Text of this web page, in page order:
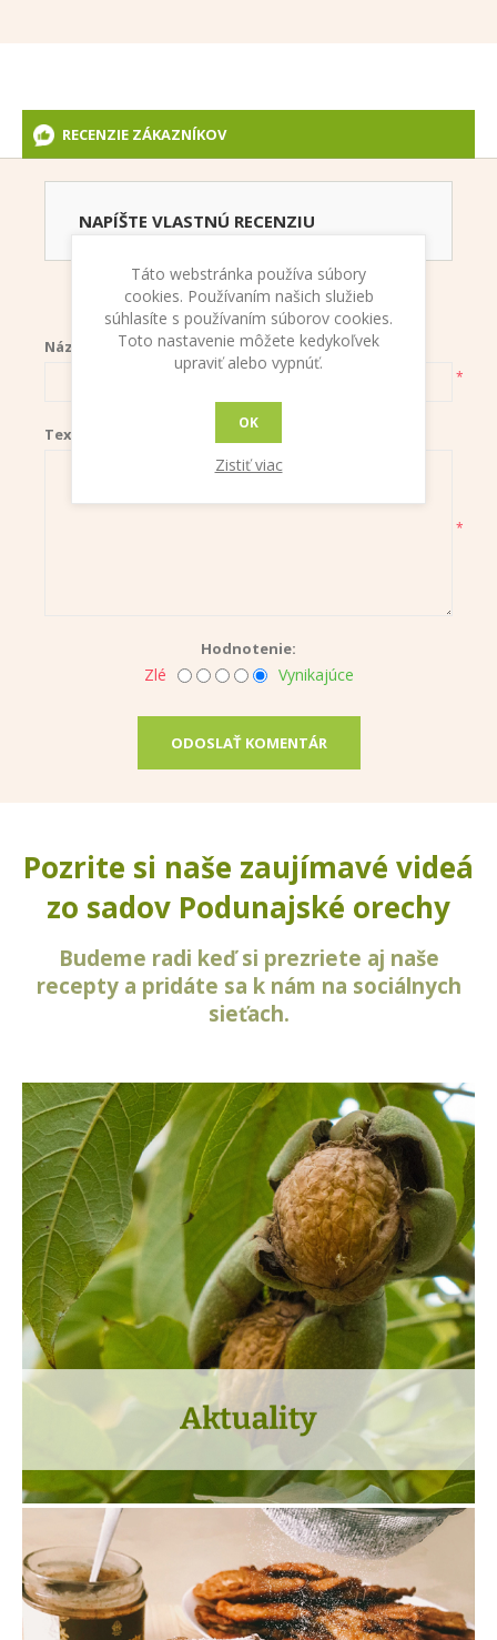
RECENZIE ZÁKAZNÍKOV
NAPÍŠTE VLASTNÚ RECENZIU
Iba registrovaní užívatelia môžu písať recenzie
Názov recenzie:
*
Text recenzie:
*
Hodnotenie:
Zlé Vynikajúce
ODOSLAŤ KOMENTÁR
Pozrite si naše zaujímavé videá
zo sadov Podunajské orechy
Budeme radi keď si prezriete aj naše
recepty a pridáte sa k nám na sociálnych
sieťach.
Táto webstránka používa súbory
cookies. Používaním našich služieb
súhlasíte s používaním súborov cookies.
Toto nastavenie môžete kedykoľvek
upraviť alebo vypnúť.
OK
Zistiť viac